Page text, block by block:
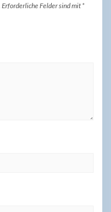
Erforderliche Felder sind mit *